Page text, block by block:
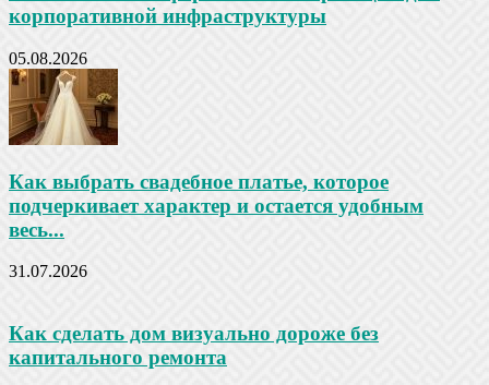
корпоративной инфраструктуры
05.08.2026
Как выбрать свадебное платье, которое
подчеркивает характер и остается удобным
весь...
31.07.2026
Как сделать дом визуально дороже без
капитального ремонта